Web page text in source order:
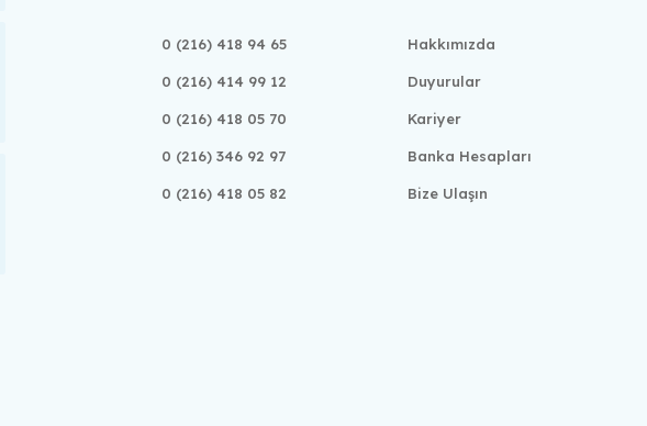
0 (216) 418 94 65
0 (216) 414 99 12
0 (216) 418 05 70
0 (216) 346 92 97
0 (216) 418 05 82
Hakkımızda
Duyurular
Kariyer
Banka Hesapları
Bize Ulaşın